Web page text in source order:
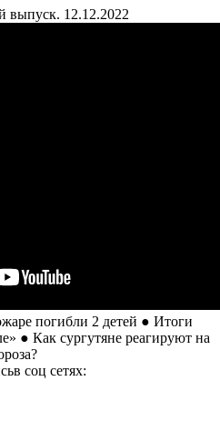
выпуск. 12.12.2022
погибли 2 детей ● Итоги
● Как сургутяне реагируют на
соц сетях: